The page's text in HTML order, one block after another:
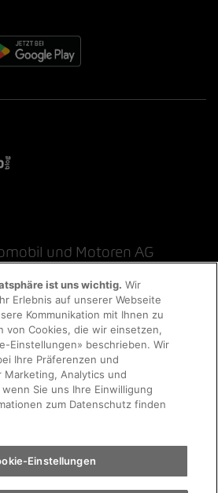
Probefahrt
Terminvereinbarung
Auto finden
Elektromobilität
und Motoren AG
Rechtliche Hinweise
Online-Chat
Impressum AGB Jobs
ist uns wichtig. Wir
Erlebnis auf unserer Webseite
Kommunikation mit Ihnen zu
von Cookies, die wir einsetzen,
Einstellungen» beschrieben. Wir
Ihre Präferenzen und
Analytics und
Sie uns Ihre Einwilligung
zum Datenschutz finden
Einstellungen